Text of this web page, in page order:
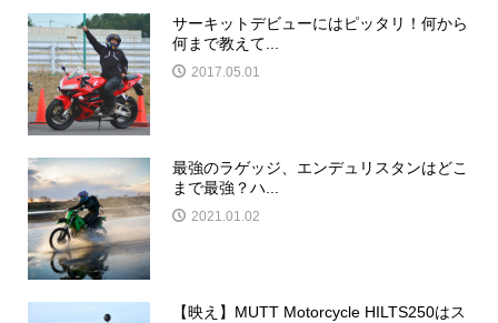
サーキットデビューにはピッタリ！何から
何まで教えて...
2017.05.01
最強のラゲッジ、エンデュリスタンはどこ
まで最強？ハ...
2021.01.02
【映え】MUTT Motorcycle HILTS250はス